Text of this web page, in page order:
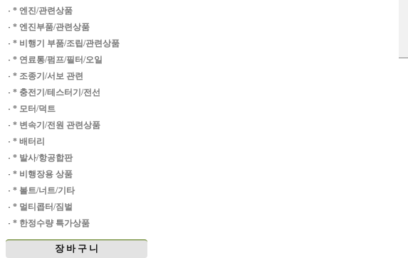
· * 엔진/관련상품
· * 엔진부품/관련상품
· * 비행기 부품/조립/관련상품
· * 연료통/펌프/필터/오일
· * 조종기/서보 관련
· * 충전기/테스터기/전선
· * 모터/덕트
· * 변속기/전원 관련상품
· * 배터리
· * 발사/항공합판
· * 비행장용 상품
· * 볼트/너트/기타
· * 멀티콥터/짐벌
· * 한정수량 특가상품
장 바 구 니